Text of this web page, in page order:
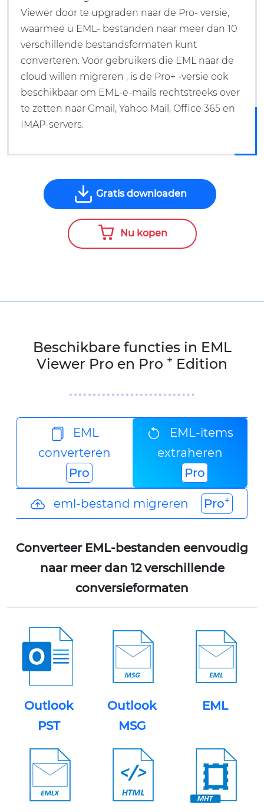
Viewer door te upgraden naar de Pro- versie,
waarmee u EML- bestanden naar meer dan 10
verschillende bestandsformaten kunt
converteren. Voor gebruikers die EML naar de
cloud willen migreren , is de Pro+ -versie ook
beschikbaar om EML-e-mails rechtstreeks over
te zetten naar Gmail, Yahoo Mail, Office 365 en
IMAP-servers.
Gratis downloaden
Nu kopen
Beschikbare functies in EML
Viewer Pro en Pro + Edition
EML
converteren
Pro
EML-items
extraheren
Pro
eml-bestand migreren Pro+
Converteer EML-bestanden eenvoudig
naar meer dan 12 verschillende
conversieformaten
Outlook
PST
Outlook
MSG
EML